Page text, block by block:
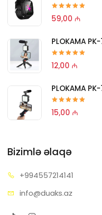
59,00 ₼
PLOKAMA
12,00 ₼
PLOKAMA
15,00 ₼
Bizimlə əlaqə
+994557214141
info@duaks.az